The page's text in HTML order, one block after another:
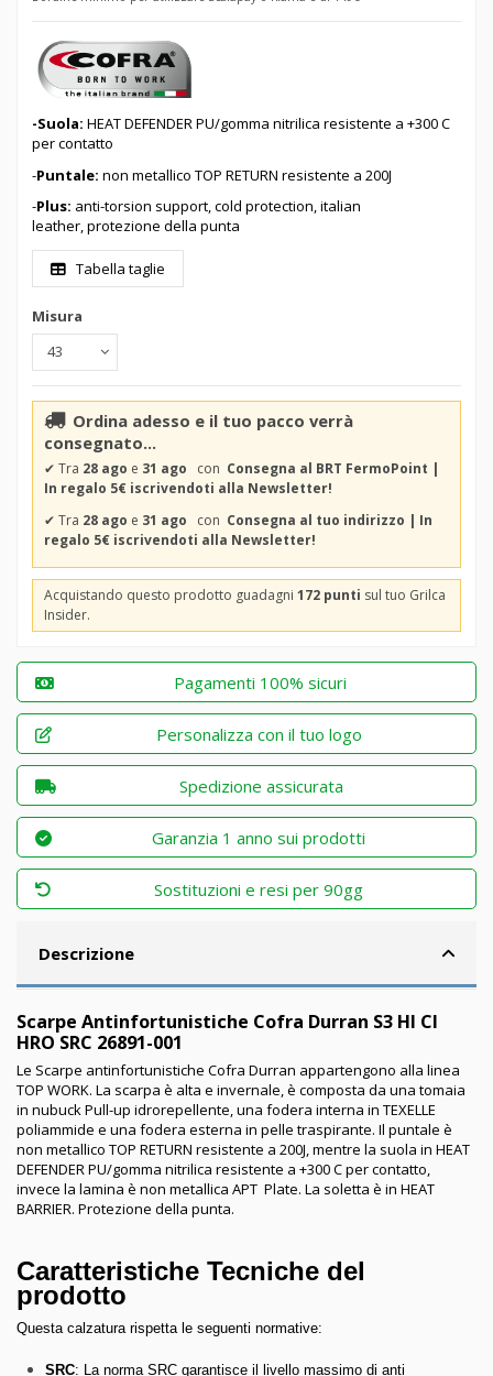
-Suola: HEAT DEFENDER PU/gomma nitrilica resistente a +300 C
per contatto
-Puntale: non metallico TOP RETURN resistente a 200J
-Plus: anti-torsion support,cold protection, italian
leather,protezione della punta
Tabella taglie
Misura
Ordina adesso e il tuo pacco verrà
consegnato...
✔ Tra 28 ago e 31 ago con Consegna al BRT FermoPoint |
In regalo 5€ iscrivendoti alla Newsletter!
✔ Tra 28 ago e 31 ago con Consegna al tuo indirizzo | In
regalo 5€ iscrivendoti alla Newsletter!
Acquistando questo prodotto guadagni 172 punti sul tuo Grilca
Insider.
Pagamenti 100% sicuri
Personalizza con il tuo logo
Spedizione assicurata
Garanzia 1 anno sui prodotti
Sostituzioni e resi per 90gg
Descrizione
Scarpe Antinfortunistiche Cofra Durran S3 HI CI
HRO SRC 26891-001
Le Scarpe antinfortunistiche Cofra Durran appartengono alla linea
TOP WORK. La scarpa è alta e invernale, è composta da una tomaia
in nubuck Pull-up idrorepellente, una fodera interna in TEXELLE
poliammide e una fodera esterna in pelle traspirante. Il puntale è
non metallico TOP RETURN resistente a 200J, mentre la suola in HEAT
DEFENDER PU/gomma nitrilica resistente a +300 C per contatto,
invece la lamina è non metallica APT Plate. La soletta è in HEAT
BARRIER. Protezione della punta.
Caratteristiche Tecniche del
prodotto
Questa calzatura rispetta le seguenti normative:
SRC: La norma SRC garantisce il livello massimo di anti